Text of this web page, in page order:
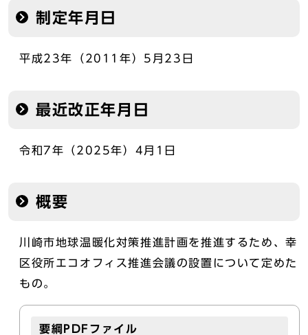
制定年月日
平成23年（2011年）5月23日
最近改正年月日
令和7年（2025年）4月1日
概要
川崎市地球温暖化対策推進計画を推進するため、幸
区役所エコオフィス推進会議の設置について定めた
もの。
要綱PDFファイル